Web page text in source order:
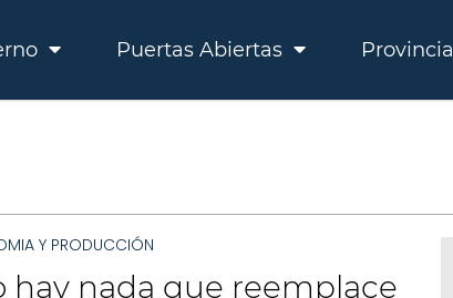
Puertas Abiertas Provincia
Y PRODUCCIÓN
hay nada que reemplace